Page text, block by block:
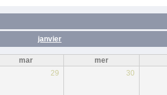
janvier
mar
mer
29 30